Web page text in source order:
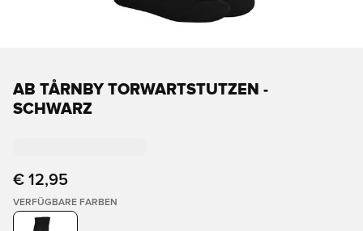
AB TÅRNBY TORWARTSTUTZEN -
SCHWARZ
€ 12,95
VERFÜGBARE FARBEN